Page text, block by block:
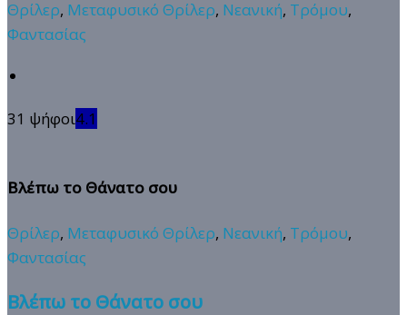
Θρίλερ, Μεταφυσικό Θρίλερ, Νεανική, Τρόμου,
Φαντασίας
31 ψήφοι4.1
Βλέπω το Θάνατο σου
Θρίλερ, Μεταφυσικό Θρίλερ, Νεανική, Τρόμου,
Φαντασίας
Βλέπω το Θάνατο σου